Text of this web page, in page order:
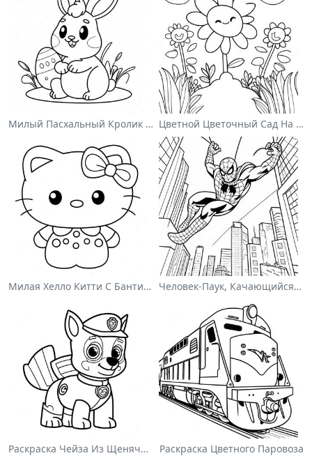
Милый Пасхальный Кролик На Раскраске Цветной Цветочный Сад На Раскраске
Милая Хелло Китти С Бантиком - Раскраска Человек-Паук, Качающийся По Городу - Раскраска
Раскраска Чейза Из Щенячьего Патруля Раскраска Цветного Паровоза